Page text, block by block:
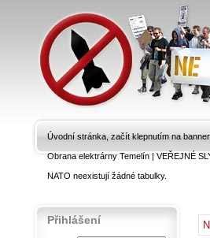
Úvodní stránka, začít klepnutím na banner
Obrana elektrárny Temelín|VEŘEJNÉ
NATO neexistují žádné tabulky.
Přihlášení